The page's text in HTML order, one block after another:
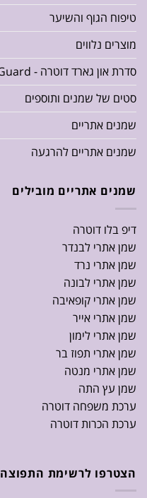
טיפוח הגוף והשיער
מוצרים נלווים
סדרת און גארד דוטרה - On Guard
סטים של שמנים ותוספים
שמנים אתריים
שמנים אתריים להרגעה
שמנים אתריים מובילים
דיפ בלו דוטרה
שמן אתרי לבנדר
שמן אתרי נרד
שמן אתרי לבונה
שמן אתרי קופאיבה
שמן אתרי אייר
שמן אתרי לימון
שמן אתרי תפוז בר
שמן אתרי מנטה
שמן עץ התה
ערכת משפחה דוטרה
ערכת הכרות דוטרה
הצטרפו לרשימת התפוצה